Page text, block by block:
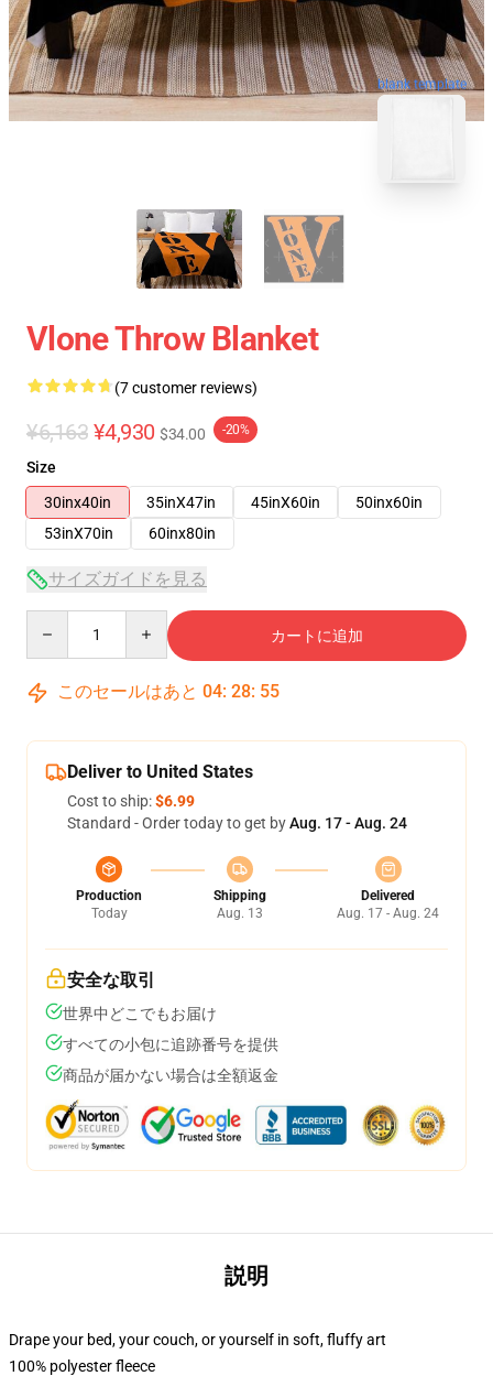
blank template
Vlone Throw Blanket
(7 customer reviews)
¥6,163 ¥4,930 $34.00 -20%
Size
30inx40in
35inX47in 45inX60in
50inx60in
53inX70in
60inx80in
サイズガイドを見る
カートに追加
このセールはあと 04: 28: 54
Deliver to United States
Cost to ship:$6.99
Standard - Order today to get byAug. 17 - Aug. 24
Production
Today
Shipping
Aug. 13
Delivered
Aug. 17 - Aug. 24
安全な取引
世界中どこでもお届け
すべての小包に追跡番号を提供
商品が届かない場合は全額返金
説明
Drape your bed, your couch, or yourself in soft, fluffy art
100% polyester fleece